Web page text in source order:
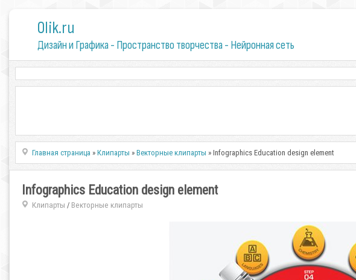
0lik.ru
Дизайн и Графика - Пространство творчества - Нейронная сеть
Главная страница »Клипарты »Векторные клипарты » Infographics Education design element
Infographics Education design element
Клипарты / Векторные клипарты